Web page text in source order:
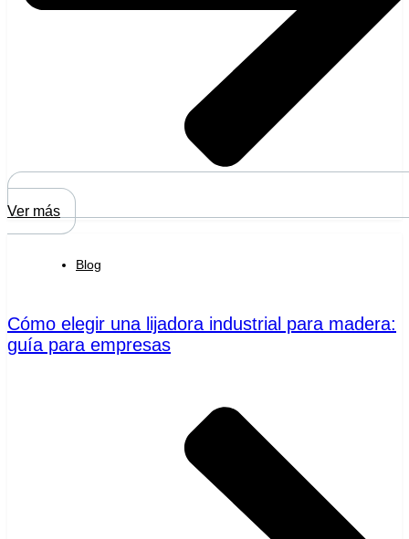
Ver más
Blog
Cómo elegir una lijadora industrial para madera:
guía para empresas